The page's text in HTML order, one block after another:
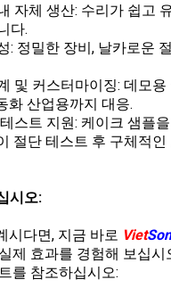
자체 생산: 수리가 쉽고
다.
: 정밀한 장비, 날카로운
및 커스터마이징: 데모
화 산업용까지 대응.
스트 지원: 케이크 샘플
절단 테스트 후 구체적인
시오:
시다면, 지금 바로 Viet
제 효과를 경험해 보십시
를 참조하십시오: